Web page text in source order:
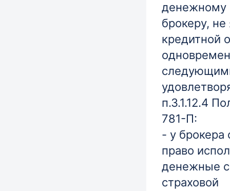
денежному
брокеру,
кредитной
п.3.1.12.4
781-П:
- у брокера
право
денежные
страховой